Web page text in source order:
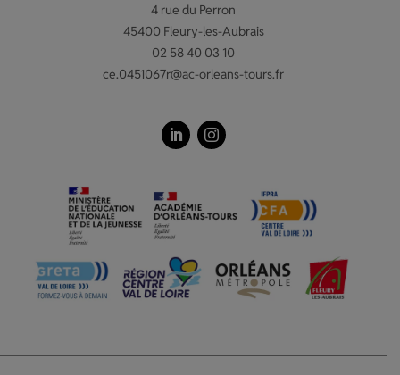
4 rue du Perron
45400 Fleury-les-Aubrais
02 58 40 03 10
ce.0451067r@ac-orleans-tours.fr